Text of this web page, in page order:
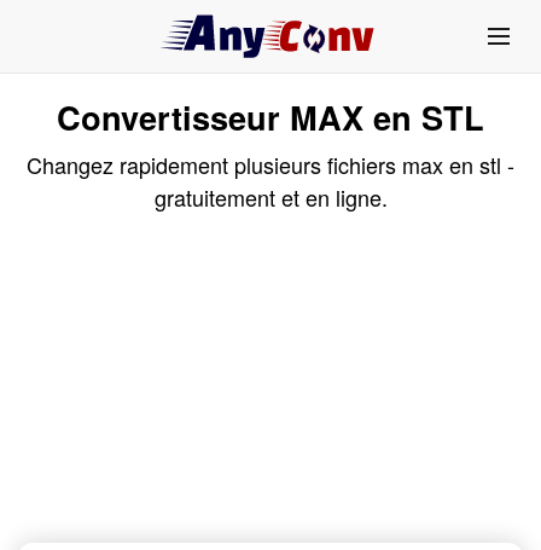
Convertisseur MAX en STL
Changez rapidement plusieurs fichiers max en stl -
gratuitement et en ligne.